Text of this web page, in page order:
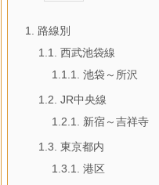
1.
路線別
1.1.
西武池袋線
1.1.1.
池袋～所沢
1.2. JR中央線
1.2.1.
新宿～吉祥寺
1.3. 東京都内
1.3.1.
港区